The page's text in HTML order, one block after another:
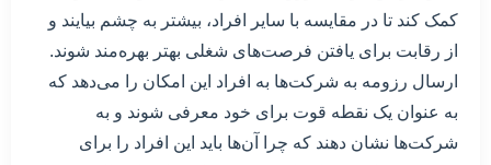
کمک کند تا در مقایسه با سایر افراد، بیشتر به چشم بیایند و
از رقابت برای یافتن فرصت‌های شغلی بهتر بهره‌مند شوند.
ارسال رزومه به شرکت‌ها به افراد این امکان را می‌دهد که
به عنوان یک نقطه قوت برای خود معرفی شوند و به
شرکت‌ها نشان دهند که چرا آن‌ها باید این افراد را برای